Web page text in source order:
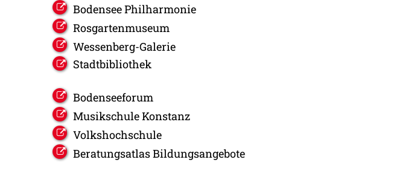
Bodensee Philharmonie
Rosgartenmuseum
Wessenberg-Galerie
Stadtbibliothek
Bodenseeforum
Musikschule Konstanz
Volkshochschule
Beratungsatlas Bildungsangebote